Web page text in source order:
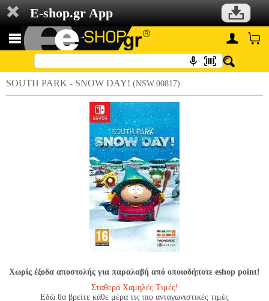
E-shop.gr App
SOUTH PARK - SNOW DAY! (NSW.00817)
Χωρίς έξοδα αποστολής για παραλαβή από οποιοδήποτε eshop point!
Σταθερά Χαμηλές Τιμές!
Εδώ θα βρείτε κάθε μέρα τις πιο ανταγωνιστικές τιμές